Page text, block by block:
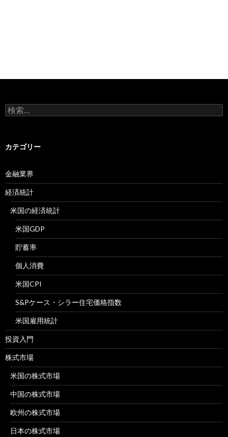
検
索:
カテゴリー
金融業界
経済統計
米国の経済統計
米国GDP
貯蓄率
個人消費
米国CPI
S&Pケース・シラー住宅価格指数
米国雇用統計
投資入門
株式市場
米国の株式市場
中国の株式市場
欧州の株式市場
日本の株式市場